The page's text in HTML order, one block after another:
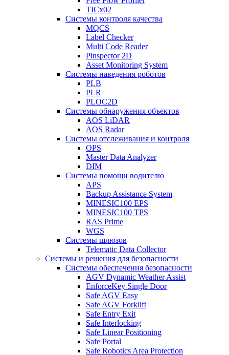
TICx02
Системы контроля качества
MQCS
Label Checker
Multi Code Reader
Pinspector 2D
Asset Monitoring System
Системы наведения роботов
PLB
PLR
PLOC2D
Системы обнаружения объектов
AOS LiDAR
AOS Radar
Системы отслеживания и контроля
OPS
Master Data Analyzer
DIM
Системы помощи водителю
APS
Backup Assistance System
MINESIC100 EPS
MINESIC100 TPS
RAS Prime
WGS
Системы шлюзов
Telematic Data Collector
Системы и решения для безопасности
Системы обеспечения безопасности
AGV Dynamic Weather Assist
EnforceKey Single Door
Safe AGV Easy
Safe AGV Forklift
Safe Entry Exit
Safe Interlocking
Safe Linear Positioning
Safe Portal
Safe Robotics Area Protection